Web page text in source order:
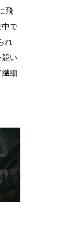
飛
中で
れ
競い
細